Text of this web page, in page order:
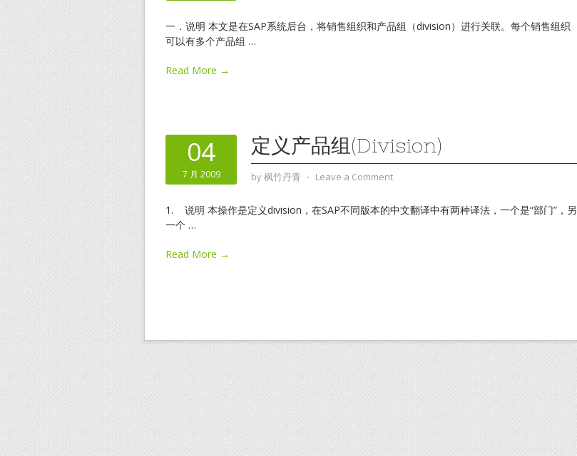
一．说明 本文是在SAP系统后台，将销售组织和产品组（division）进行关联。每个销售组织
可以有多个产品组 …
Read More →
04
7 月 2009
定义产品组(Division)
by枫竹丹青 ⋅ Leave a Comment
1. 说明 本操作是定义division，在SAP不同版本的中文翻译中有两种译法，一个是“部门”，另
一个 …
Read More →